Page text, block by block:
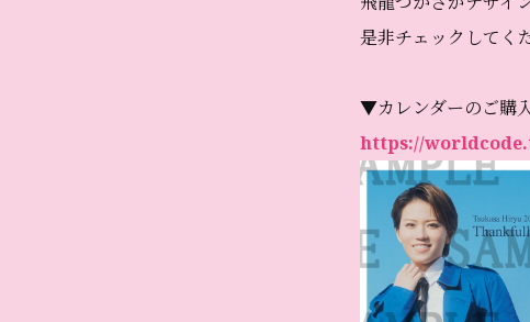
是非チェックしてく
▼カレンダーのご購
https://